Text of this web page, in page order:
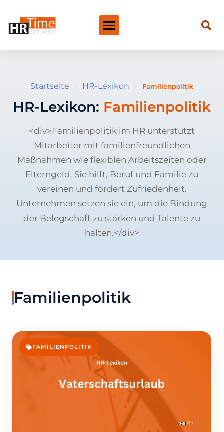
Startseite › HR-Lexikon › Familienpolitik
HR-Lexikon: Familienpolitik
<div>Familienpolitik im HR unterstützt
Mitarbeiter mit familienfreundlichen
Maßnahmen wie flexiblen Arbeitszeiten oder
Elterngeld. Sie hilft, Beruf und Familie zu
vereinen und fördert Zufriedenheit.
Unternehmen setzen sie ein, um die Bindung
der Belegschaft zu stärken und Talente zu
halten.</div>
Familienpolitik
FAMILIENPOLITIK